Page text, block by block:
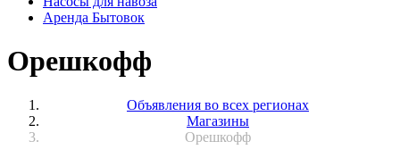
Аренда Бытовок
Орешкофф
Объявления во всех регионах
Магазины
Орешкофф